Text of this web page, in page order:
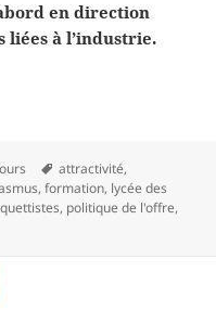
en direction
liées à l’industrie.
dans son territoire
Mots-
clés
attractivité,
,formation, lycée des
, politique de l'offre,